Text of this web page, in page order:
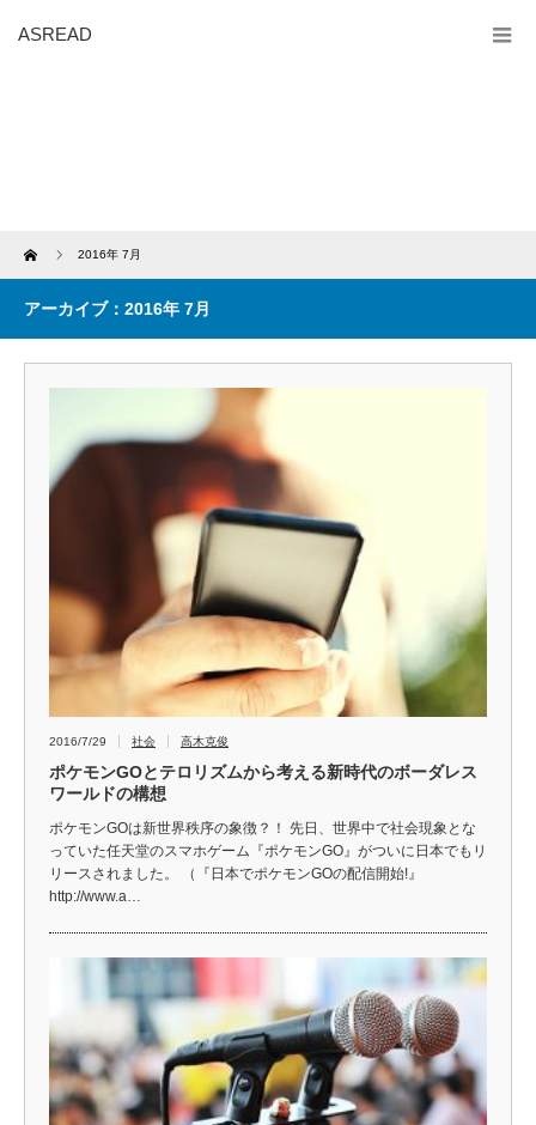
ASREAD
Home 2016年 7月
アーカイブ：2016年 7月
2016/7/29 社会 高木克俊
ポケモンGOとテロリズムから考える新時代のボーダレス
ワールドの構想
ポケモンGOは新世界秩序の象徴？！ 先日、世界中で社会現象とな
っていた任天堂のスマホゲーム『ポケモンGO』がついに日本でもリ
リースされました。 （『日本でポケモンGOの配信開始!』
http://www.a…